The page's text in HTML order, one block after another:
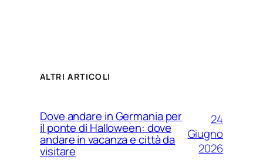
ALTRI ARTICOLI
Dove andare in Germania per
il ponte di Halloween: dove
andare in vacanza e città da
visitare
24
Giugno
2026